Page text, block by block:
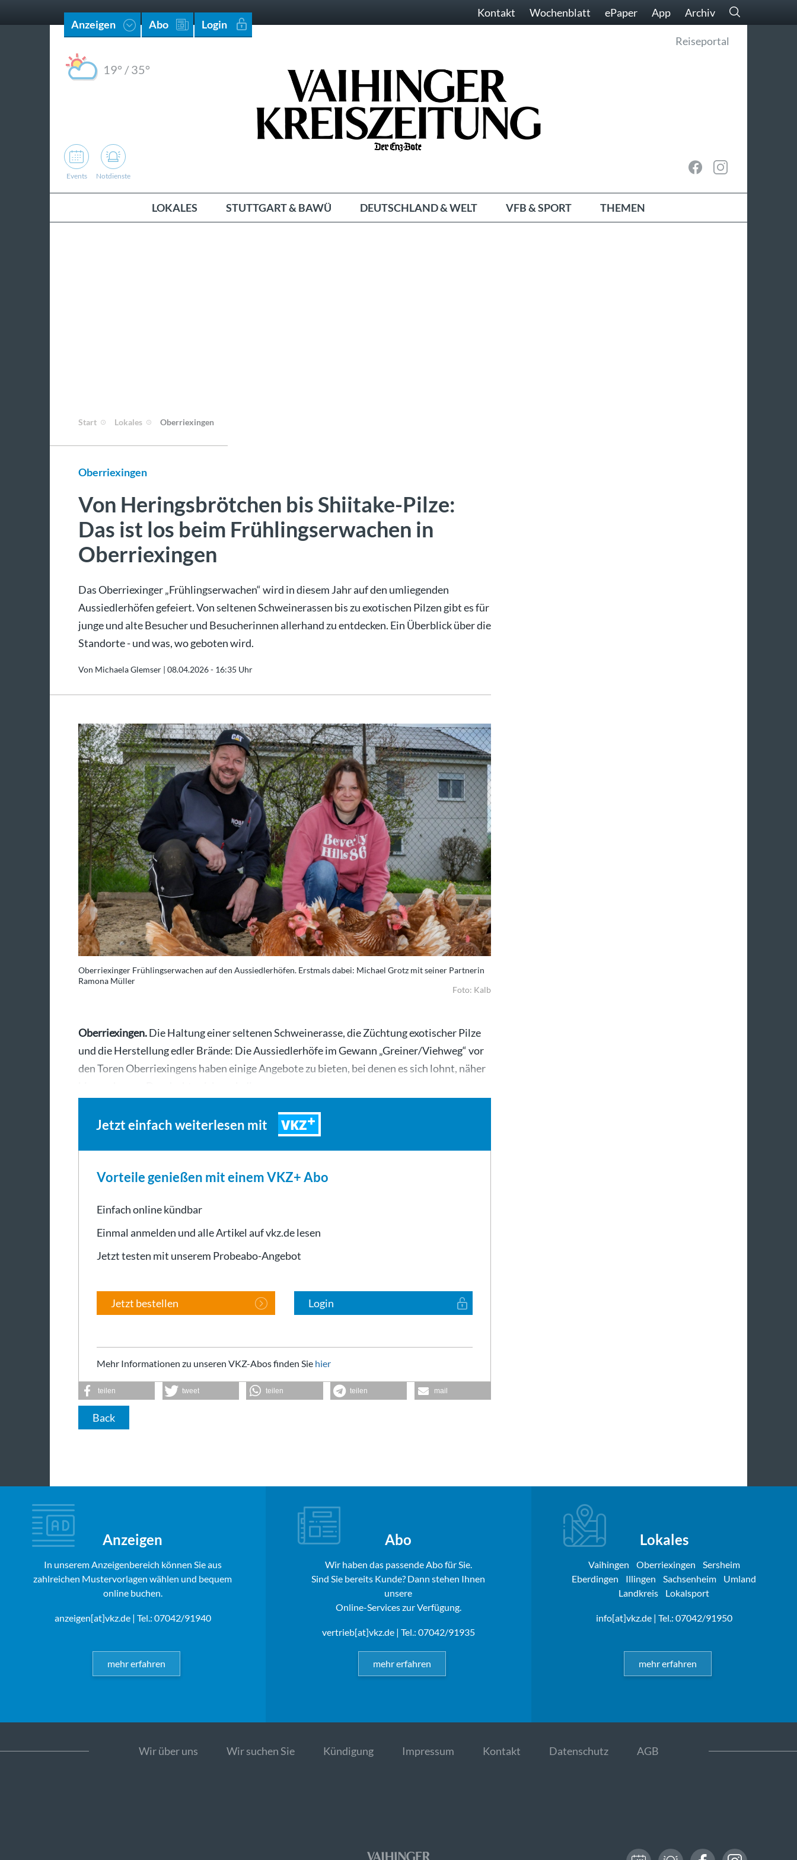
Anzeigen Abo Login
Kontakt Wochenblatt ePaper App Archiv
19° /35°
Reiseportal
Events Notdienste
LOKALES STUTTGART & BAWÜ DEUTSCHLAND & WELT VFB & SPORT THEMEN
Start Lokales Oberriexingen
Oberriexingen
Von Heringsbrötchen bis Shiitake-Pilze:
Das ist los beim Frühlingserwachen in
Oberriexingen
Das Oberriexinger „Frühlingserwachen“ wird in diesem Jahr auf den umliegenden
Aussiedlerhöfen gefeiert. Von seltenen Schweinerassen bis zu exotischen Pilzen gibt es für
junge und alte Besucher und Besucherinnen allerhand zu entdecken. Ein Überblick über die
Standorte - und was, wo geboten wird.
Von Michaela Glemser | 08.04.2026 - 16:35 Uhr
Oberriexinger Frühlingserwachen auf den Aussiedlerhöfen. Erstmals dabei: Michael Grotz mit seiner Partnerin
Ramona Müller
Foto: Kalb
Oberriexingen.Die Haltung einer seltenen Schweinerasse, die Züchtung exotischer Pilze
und die Herstellung edler Brände: Die Aussiedlerhöfe im Gewann „Greiner/Viehweg“ vor
den Toren Oberriexingens haben einige Angebote zu bieten, bei denen es sich lohnt, näher
Jetzt einfach weiterlesen mit VKZ
Vorteile genießen mit einem VKZ+ Abo
Einfach online kündbar
Einmal anmelden und alle Artikel auf vkz.de lesen
Jetzt testen mit unserem Probeabo-Angebot
Jetzt bestellen Login
Mehr Informationen zu unseren VKZ-Abos finden Sie hier
teilen tweet teilen teilen mail
Back
Anzeigen
In unserem Anzeigenbereich können Sie aus
zahlreichen Mustervorlagen wählen und bequem
online buchen.
anzeigen[at]vkz.de| Tel.: 07042/91940
mehr erfahren
Abo
Wir haben das passende Abo für Sie.
Sind Sie bereits Kunde? Dann stehen Ihnen
unsere
Online-Services zur Verfügung.
vertrieb[at]vkz.de| Tel.: 07042/91935
mehr erfahren
Lokales
Vaihingen Oberriexingen
Sersheim
Eberdingen
Illingen Sachsenheim
Umland
Landkreis
Lokalsport
info[at]vkz.de| Tel.: 07042/91950
mehr erfahren
Wir über uns Wir suchen Sie Kündigung Impressum Kontakt Datenschutz AGB